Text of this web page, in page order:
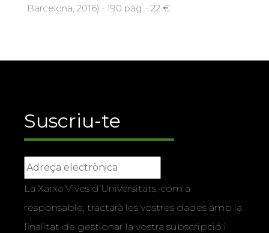
Barcelona, 2016) · 190 pàg. · 22 €
Suscriu-te
La Xarxa Vives d’Universitats, com a
responsable, tractarà les vostres dades amb la
finalitat de gestionar la vostra subscripció i